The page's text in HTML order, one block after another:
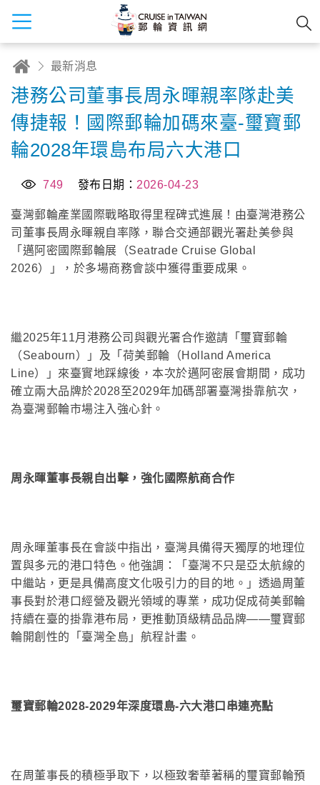
最新消息
港務公司董事長周永暉親率隊赴美
傳捷報！國際郵輪加碼來臺-璽寶郵
輪2028年環島布局六大港口
749 發布日期： 2026-04-23
臺灣郵輪產業國際戰略取得里程碑式進展！由臺灣港務公
司董事長周永暉親自率隊，聯合交通部觀光署赴美參與
「邁阿密國際郵輪展（Seatrade Cruise Global
2026）」，於多場商務會談中獲得重要成果。
繼2025年11月港務公司與觀光署合作邀請「璽寶郵輪
（Seabourn）」及「荷美郵輪（Holland America
Line）」來臺實地踩線後，本次於邁阿密展會期間，成功
確立兩大品牌於2028至2029年加碼部署臺灣掛靠航次，
為臺灣郵輪市場注入強心針。
周永暉董事長親自出擊，強化國際航商合作
周永暉董事長在會談中指出，臺灣具備得天獨厚的地理位
置與多元的港口特色。他強調：「臺灣不只是亞太航線的
中繼站，更是具備高度文化吸引力的目的地。」透過周董
事長對於港口經營及觀光領域的專業，成功促成荷美郵輪
持續在臺的掛靠港布局，更推動頂級精品品牌——璽寶郵
輪開創性的「臺灣全島」航程計畫。
璽寶郵輪2028-2029年深度環島-六大港口串連亮點
在周董事長的積極爭取下，以極致奢華著稱的璽寶郵輪預